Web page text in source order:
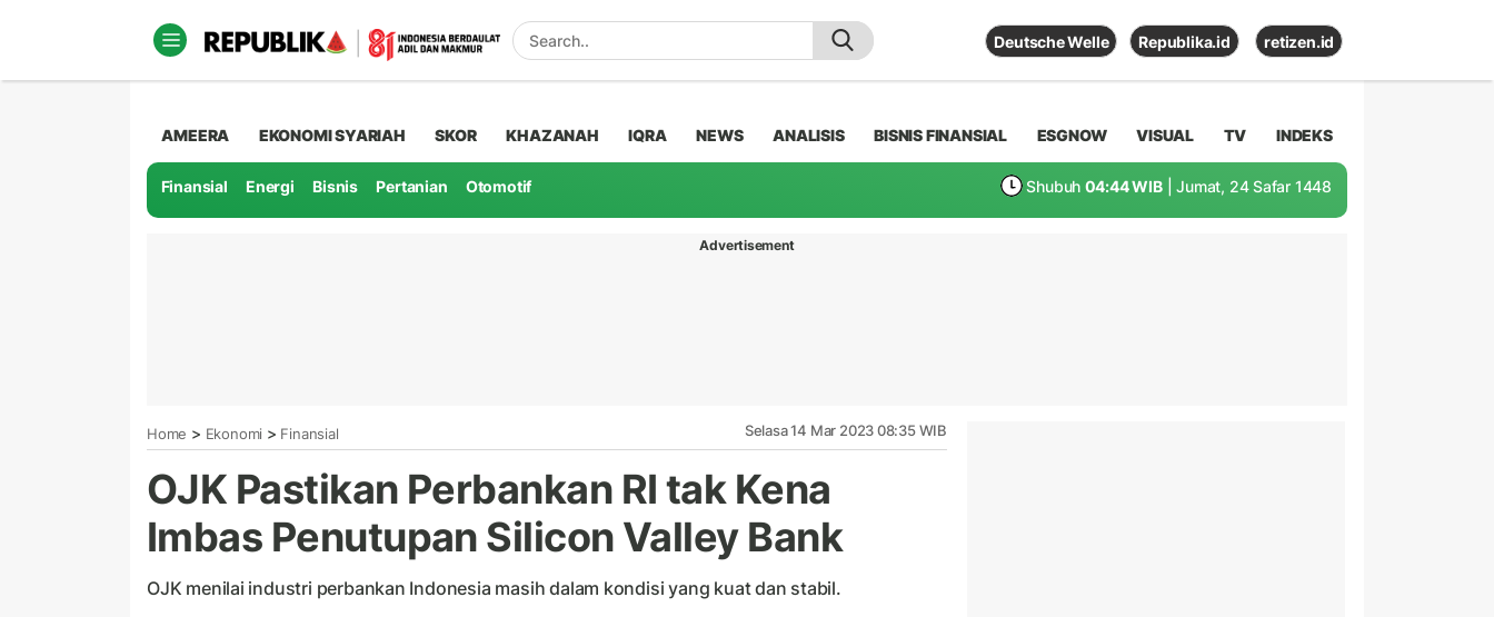
Deutsche Welle Republika.id retizen.id
AMEERA EKONOMI SYARIAH SKOR KHAZANAH IQRA NEWS ANALISIS BISNIS FINANSIAL ESGNOW VISUAL TV INDEKS
Finansial Energi Bisnis Pertanian Otomotif Shubuh 04:44 WIB | Jumat, 24 Safar 1448
Advertisement
Home > Ekonomi > Finansial Selasa 14 Mar 2023 08:35 WIB
OJK Pastikan Perbankan RI tak Kena
Imbas Penutupan Silicon Valley Bank
OJK menilai industri perbankan Indonesia masih dalam kondisi yang kuat dan stabil.